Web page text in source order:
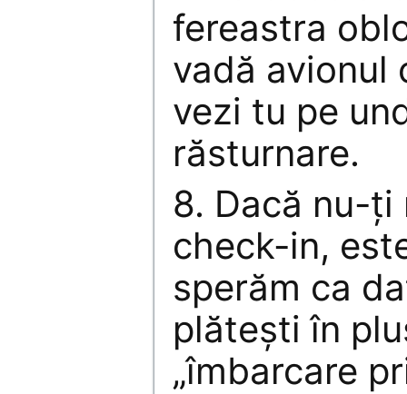
fereastra
vadă avionul
vezi tu pe
răsturnare.
8. Dacă nu-ţi
check-in,
sperăm ca
plăteşti în
„îmbarcare